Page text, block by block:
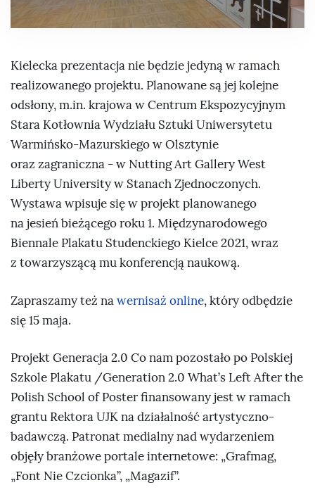
Kielecka prezentacja nie będzie jedyną w ramach
realizowanego projektu. Planowane są jej kolejne
odsłony, m.in. krajowa w Centrum Ekspozycyjnym
Stara Kotłownia Wydziału Sztuki Uniwersytetu
Warmińsko-Mazurskiego w Olsztynie
oraz zagraniczna - w Nutting Art Gallery West
Liberty University w Stanach Zjednoczonych.
Wystawa wpisuje się w projekt planowanego
na jesień bieżącego roku 1. Międzynarodowego
Biennale Plakatu Studenckiego Kielce 2021, wraz
z towarzyszącą mu konferencją naukową.
Zapraszamy też nawernisaż online, który odbędzie
się 15 maja.
Projekt Generacja 2.0 Co nam pozostało po Polskiej
Szkole Plakatu /Generation 2.0 What’s Left After the
Polish School of Poster finansowany jest w ramach
grantu Rektora UJK na działalność artystyczno-
badawczą. Patronat medialny nad wydarzeniem
objęły branżowe portale internetowe: „Grafmag,
„Font Nie Czcionka”, „Magazif”.